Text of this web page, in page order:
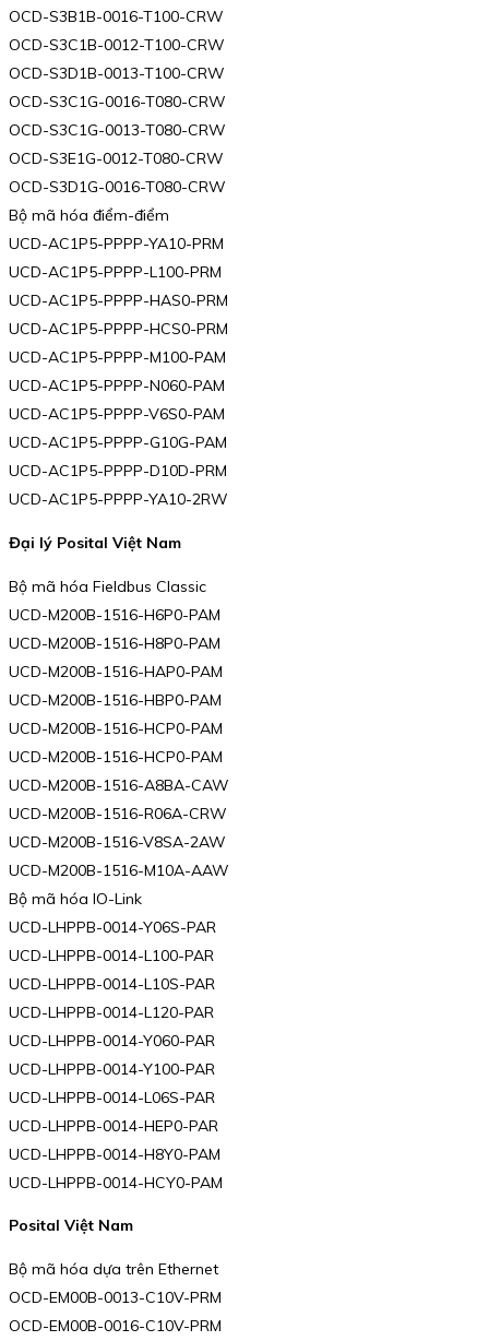
OCD-S3B1B-0016-T100-CRW
OCD-S3C1B-0012-T100-CRW
OCD-S3D1B-0013-T100-CRW
OCD-S3C1G-0016-T080-CRW
OCD-S3C1G-0013-T080-CRW
OCD-S3E1G-0012-T080-CRW
OCD-S3D1G-0016-T080-CRW
Bộ mã hóa điểm-điểm
UCD-AC1P5-PPPP-YA10-PRM
UCD-AC1P5-PPPP-L100-PRM
UCD-AC1P5-PPPP-HAS0-PRM
UCD-AC1P5-PPPP-HCS0-PRM
UCD-AC1P5-PPPP-M100-PAM
UCD-AC1P5-PPPP-N060-PAM
UCD-AC1P5-PPPP-V6S0-PAM
UCD-AC1P5-PPPP-G10G-PAM
UCD-AC1P5-PPPP-D10D-PRM
UCD-AC1P5-PPPP-YA10-2RW
Đại lý Posital Việt Nam
Bộ mã hóa Fieldbus Classic
UCD-M200B-1516-H6P0-PAM
UCD-M200B-1516-H8P0-PAM
UCD-M200B-1516-HAP0-PAM
UCD-M200B-1516-HBP0-PAM
UCD-M200B-1516-HCP0-PAM
UCD-M200B-1516-HCP0-PAM
UCD-M200B-1516-A8BA-CAW
UCD-M200B-1516-R06A-CRW
UCD-M200B-1516-V8SA-2AW
UCD-M200B-1516-M10A-AAW
Bộ mã hóa IO-Link
UCD-LHPPB-0014-Y06S-PAR
UCD-LHPPB-0014-L100-PAR
UCD-LHPPB-0014-L10S-PAR
UCD-LHPPB-0014-L120-PAR
UCD-LHPPB-0014-Y060-PAR
UCD-LHPPB-0014-Y100-PAR
UCD-LHPPB-0014-L06S-PAR
UCD-LHPPB-0014-HEP0-PAR
UCD-LHPPB-0014-H8Y0-PAM
UCD-LHPPB-0014-HCY0-PAM
Posital Việt Nam
Bộ mã hóa dựa trên Ethernet
OCD-EM00B-0013-C10V-PRM
OCD-EM00B-0016-C10V-PRM